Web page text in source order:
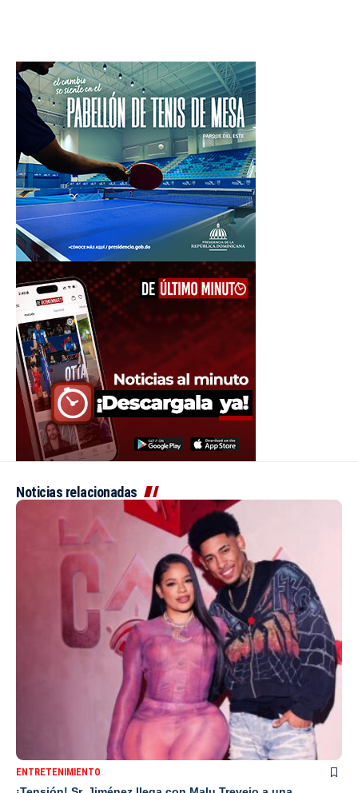
Noticias relacionadas
ENTRETENIMIENTO